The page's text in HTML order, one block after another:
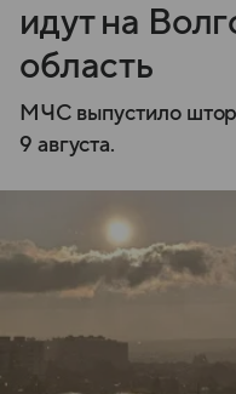
идут на
область
МЧС выпустило
9 августа.